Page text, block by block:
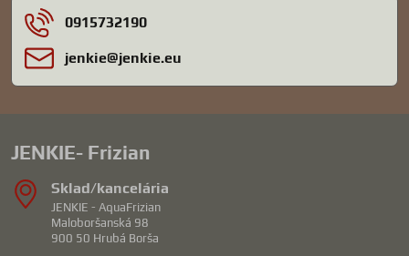
0915732190
jenkie​@jenkie​.eu
JENKIE- Frizian
Sklad/kancelária
JENKIE - AquaFrizian
Maloboršanská 98
900 50 Hrubá Borša